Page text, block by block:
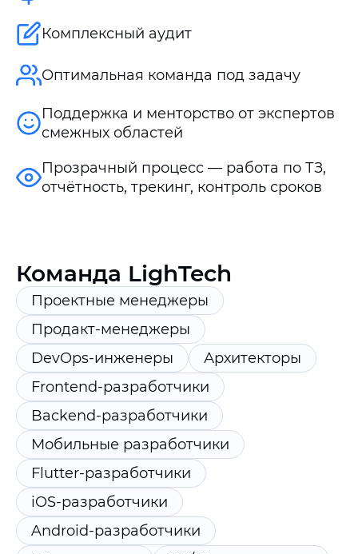
Комплексный аудит
Оптимальная команда под задачу
Поддержка и менторство от экспертов
смежных областей
Прозрачный процесс — работа по ТЗ,
отчётность, трекинг, контроль сроков
Команда LighTech
Проектные менеджеры
Продакт-менеджеры
DevOps-инженеры
Архитекторы
Frontend-разработчики
Backend-разработчики
Мобильные разработчики
Flutter-разработчики
iOS-разработчики
Android-разработчики